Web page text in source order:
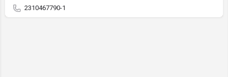
2310467790-1